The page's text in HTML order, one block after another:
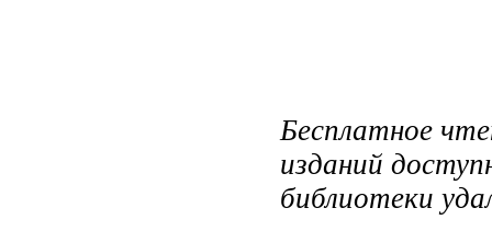
Бесплатное
изданий
библиотеки